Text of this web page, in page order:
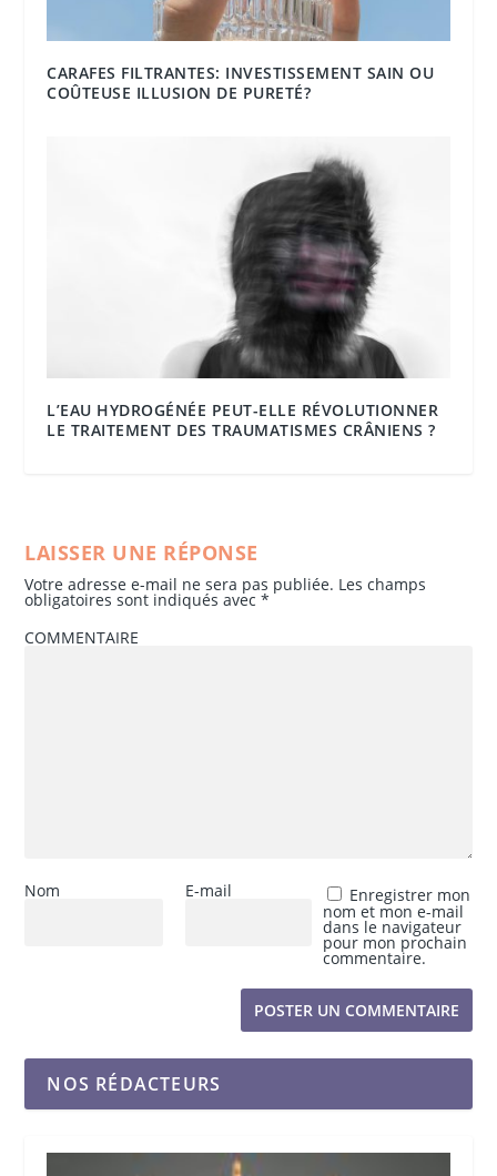
CARAFES FILTRANTES: INVESTISSEMENT SAIN OU
COÛTEUSE ILLUSION DE PURETÉ?
L’EAU HYDROGÉNÉE PEUT-ELLE RÉVOLUTIONNER
LE TRAITEMENT DES TRAUMATISMES CRÂNIENS ?
LAISSER UNE RÉPONSE
Votre adresse e-mail ne sera pas publiée. Les champs
obligatoires sont indiqués avec*
COMMENTAIRE
Nom E-mail Enregistrer mon
nom et mon e-mail
dans le navigateur
pour mon prochain
commentaire.
NOS RÉDACTEURS